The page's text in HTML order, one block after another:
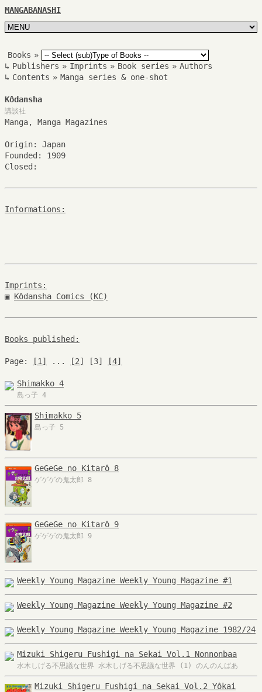
MANGABANASHI
Books »
↳ Publishers » Imprints » Book series » Authors
↳ Contents » Manga series & one-shot
Kôdansha
講談社
Manga, Manga Magazines
Origin: Japan
Founded: 1909
Closed:
Informations:
Imprints:
▣ Kôdansha Comics (KC)
Books published:
Page: [1] ... [2] [3] [4]
Shimakko 4
島っ子 4
Shimakko 5
島っ子 5
GeGeGe no Kitarô 8
ゲゲゲの鬼太郎 8
GeGeGe no Kitarô 9
ゲゲゲの鬼太郎 9
Weekly Young Magazine Weekly Young Magazine #1
Weekly Young Magazine Weekly Young Magazine #2
Weekly Young Magazine Weekly Young Magazine 1982/24
Mizuki Shigeru Fushigi na Sekai Vol.1 Nonnonbaa
水木しげる不思議な世界 水木しげる不思議な世界 (1) のんのんばあ
Mizuki Shigeru Fushigi na Sekai Vol.2 Yôkai